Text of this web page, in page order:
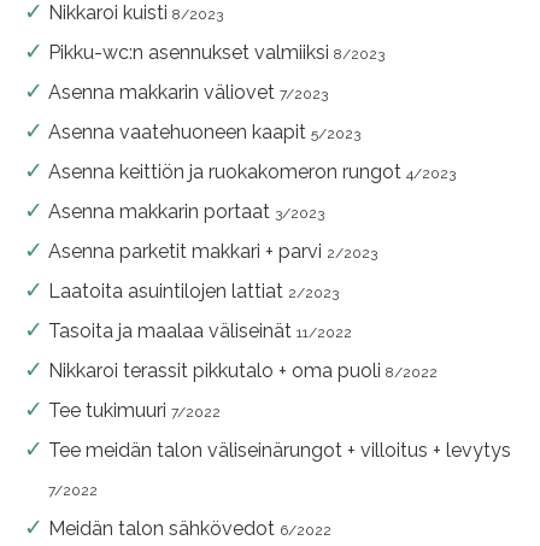
Nikkaroi kuisti 8/2023
Pikku-wc:n asennukset valmiiksi 8/2023
Asenna makkarin väliovet 7/2023
Asenna vaatehuoneen kaapit 5/2023
Asenna keittiön ja ruokakomeron rungot 4/2023
Asenna makkarin portaat 3/2023
Asenna parketit makkari + parvi 2/2023
Laatoita asuintilojen lattiat 2/2023
Tasoita ja maalaa väliseinät 11/2022
Nikkaroi terassit pikkutalo + oma puoli 8/2022
Tee tukimuuri 7/2022
Tee meidän talon väliseinärungot + villoitus + levytys
7/2022
Meidän talon sähkövedot 6/2022